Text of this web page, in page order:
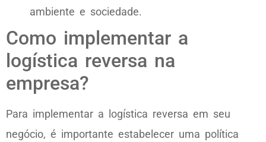
ambiente e sociedade.
Como implementar a
logística reversa na
empresa?
Para implementar a logística reversa em seu
negócio, é importante estabelecer uma política